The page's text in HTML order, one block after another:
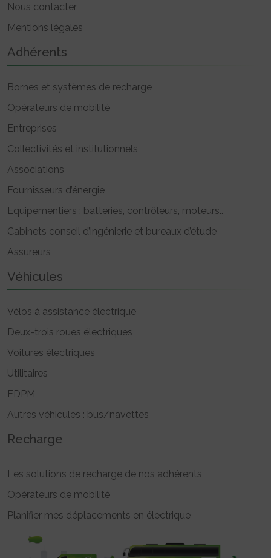
Nous contacter
Mentions légales
Adhérents
Bornes et systèmes de recharge
Opérateurs de mobilité
Entreprises
Collectivités et institutionnels
Associations
Fournisseurs d’énergie
Equipementiers : batteries, contrôleurs, moteurs..
Cabinets conseil d’ingénierie et bureaux d’étude
Assureurs
Véhicules
Vélos à assistance électrique
Deux-trois roues électriques
Voitures électriques
Utilitaires
EDPM
Autres véhicules : bus/navettes
Recharge
Les solutions de recharge de nos adhérents
Opérateurs de mobilité
Planifier mes déplacements en électrique